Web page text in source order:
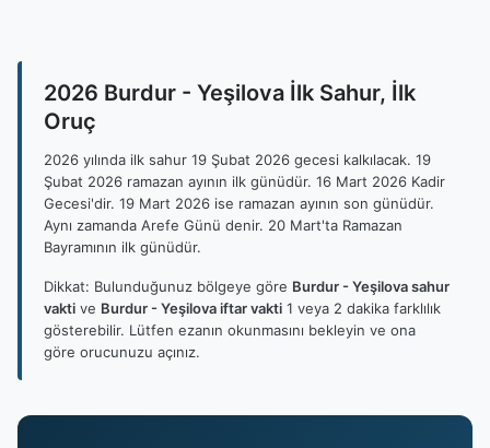
2026 Burdur - Yeşilova İlk Sahur, İlk
Oruç
2026 yılında ilk sahur 19 Şubat 2026 gecesi kalkılacak. 19
Şubat 2026 ramazan ayının ilk günüdür. 16 Mart 2026 Kadir
Gecesi'dir. 19 Mart 2026 ise ramazan ayının son günüdür.
Aynı zamanda Arefe Günü denir. 20 Mart'ta Ramazan
Bayramının ilk günüdür.
Dikkat: Bulunduğunuz bölgeye göre Burdur - Yeşilova sahur
vakti ve Burdur - Yeşilova iftar vakti 1 veya 2 dakika farklılık
gösterebilir. Lütfen ezanın okunmasını bekleyin ve ona
göre orucunuzu açınız.